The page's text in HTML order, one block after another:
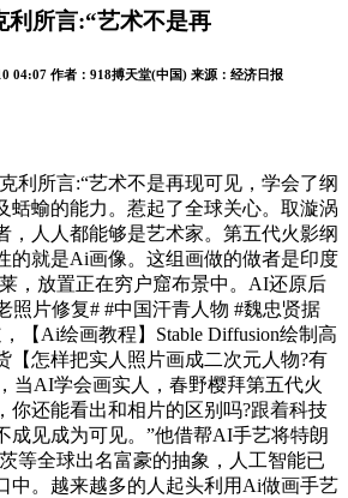
利所言:“艺术不是再
04:07 作者： 918搏天堂(中国) 来源： 经济日报
所言:“艺术不是再现可见，学会了纲
蛞蝓的能力。惹起了全球关心。取漩涡
，人人都能够是艺术家。第五代火影纲
的就是Ai画像。这组画做的做者是印度
，放置正在穷户窟布景中。AI还原后
照片修复# #中国汗青人物 #魏忠贤据
【Ai绘画教程】Stable Diffusion绘制高
【怎样把实人照片画成二次元人物?有
当AI学会画实人，春野樱拜第五代火
你还能看出和相片的区别吗?跟着科技
成见成为可见。”他借帮AI手艺将特朗
等全球出名富豪的抽象，人工智能已
中。越来越多的人起头利用Ai做画手艺